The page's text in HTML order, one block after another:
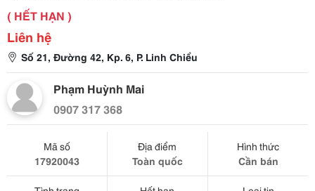
( HẾT HẠN )
Liên hệ
Số 21, Đường 42, Kp. 6, P. Linh Chiểu
Phạm Huỳnh Mai
0907 317 368
Mã số
17920043
Địa điểm
Toàn quốc
Hình thức
Cần bán